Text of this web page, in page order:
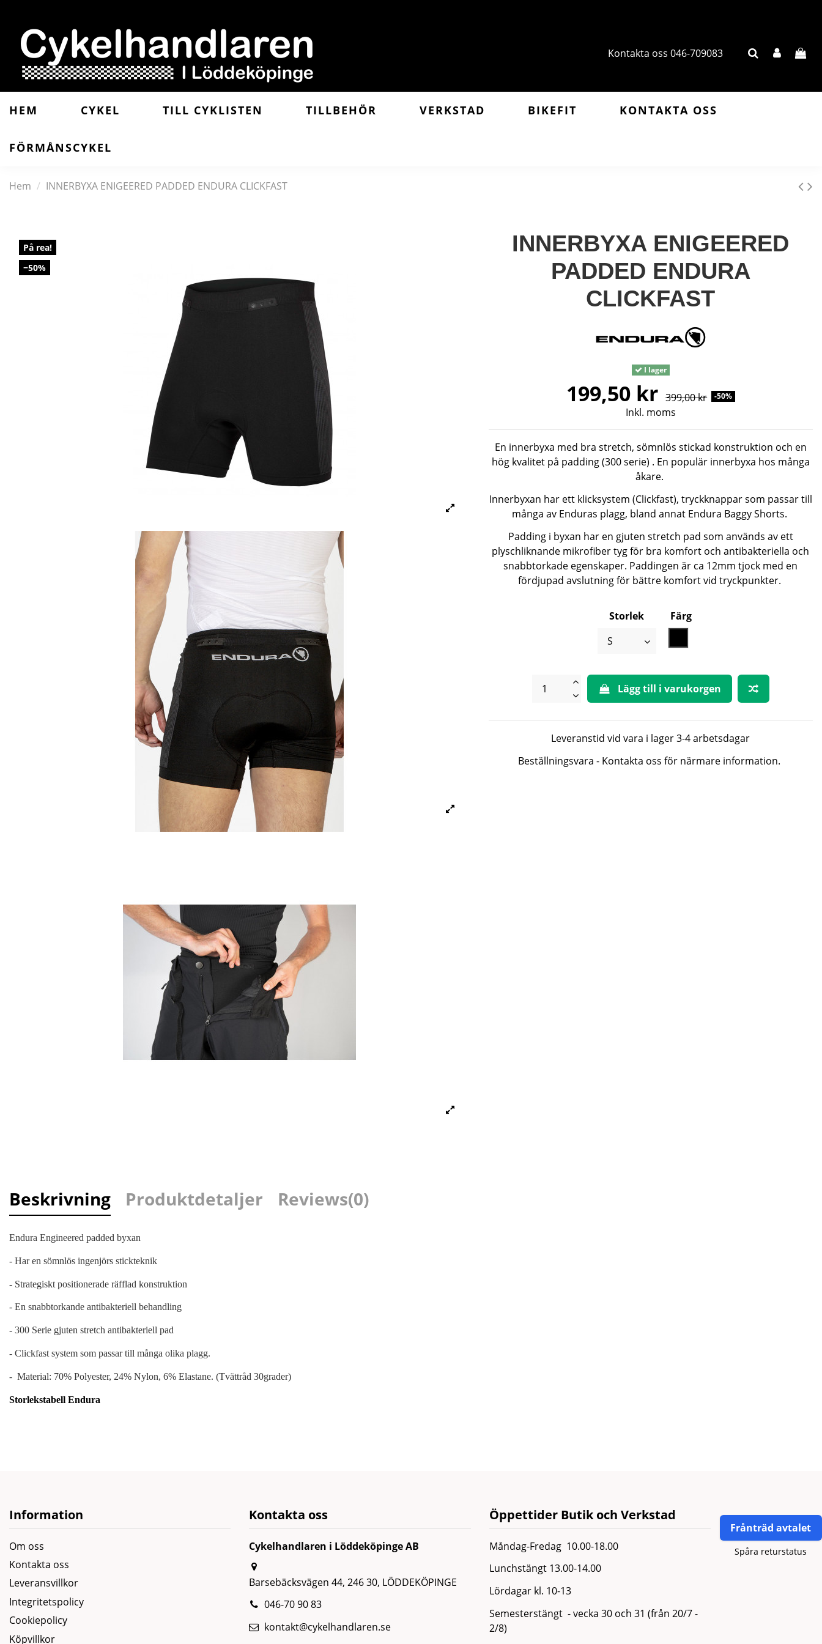
Kontakta oss 046-709083
HEM CYKEL TILL CYKLISTEN TILLBEHÖR VERKSTAD BIKEFIT KONTAKTA OSS
FÖRMÅNSCYKEL
Hem INNERBYXA ENIGEERED PADDED ENDURA CLICKFAST
På rea!
−50%
INNERBYXA ENIGEERED
PADDED ENDURA
CLICKFAST
I lager
199,50 kr 399,00 kr -50%
Inkl. moms
En innerbyxa med bra stretch, sömnlös stickad konstruktion och en
hög kvalitet på padding (300 serie) . En populär innerbyxa hos många
åkare.
Innerbyxan har ett klicksystem (Clickfast), tryckknappar som passar till
många av Enduras plagg, bland annat Endura Baggy Shorts.
Padding i byxan har en gjuten stretch pad som används av ett
plyschliknande mikrofiber tyg för bra komfort och antibakteriella och
snabbtorkade egenskaper. Paddingen är ca 12mm tjock med en
fördjupad avslutning för bättre komfort vid tryckpunkter.
Storlek
Färg
Lägg till i varukorgen
Leveranstid vid vara i lager 3-4 arbetsdagar
Beställningsvara - Kontakta oss för närmare information.
Beskrivning Produktdetaljer Reviews(0)
Endura Engineered padded byxan
- Har en sömnlös ingenjörs stickteknik
- Strategiskt positionerade räfflad konstruktion
- En snabbtorkande antibakteriell behandling
- 300 Serie gjuten stretch antibakteriell pad
- Clickfast system som passar till många olika plagg.
- Material: 70% Polyester, 24% Nylon, 6% Elastane. (Tvättråd 30grader)
Storlekstabell Endura
Information
Om oss
Kontakta oss
Leveransvillkor
Integritetspolicy
Cookiepolicy
Köpvillkor
Kontakta oss
Cykelhandlaren i Löddeköpinge AB
Barsebäcksvägen 44, 246 30, LÖDDEKÖPINGE
046-70 90 83
kontakt@cykelhandlaren.se
Öppettider Butik och Verkstad
Måndag-Fredag 10.00-18.00
Lunchstängt 13.00-14.00
Lördagar kl. 10-13
Semesterstängt - vecka 30 och 31 (från 20/7 -
2/8)
Frånträd avtalet
Spåra returstatus